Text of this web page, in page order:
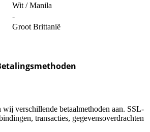
Wit / Manila
-
Groot Brittanië
verschillende betaalmethoden aan. SSL-
transacties, gegevensoverdrachten